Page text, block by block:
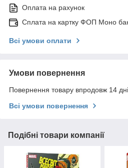
Оплата на рахунок
Сплата на картку ФОП Моно
Всі умови оплати
Умови повернення
Повернення товару впродовж 14
Всі умови повернення
Подібні товари компанії